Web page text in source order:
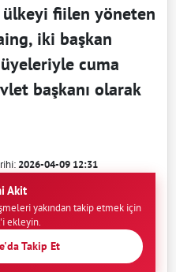
ülkeyi fiilen yöneten
iki başkan
üyeleriyle cuma
başkanı olarak
2026-04-09 12:31
Akit
yakından takip etmek için
ekleyin.
Takip Et